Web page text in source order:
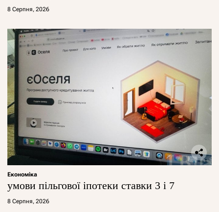
8 Серпня, 2026
Економіка
умови пільгової іпотеки ставки 3 і 7
8 Серпня, 2026